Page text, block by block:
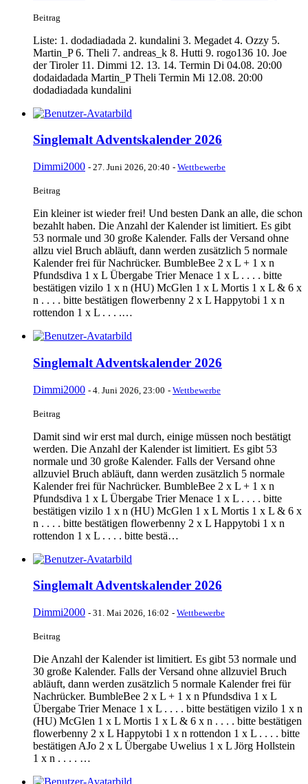
Beitrag
Liste: 1. dodadiadada 2. kundalini 3. Megadet 4. Ozzy 5.
Martin_P 6. Theli 7. andreas_k 8. Hutti 9. rogo136 10. Joe
der Tiroler 11. Dimmi 12. 13. 14. Termin Di 04.08. 20:00
dodaidadada Martin_P Theli Termin Mi 12.08. 20:00
dodadiadada kundalini
Singlemalt Adventskalender 2026
Dimmi2000 - 27. Juni 2026, 20:40 - Wettbewerbe
Beitrag
Ein kleiner ist wieder frei! Und besten Dank an alle, die schon
bezahlt haben. Die Anzahl der Kalender ist limitiert. Es gibt
53 normale und 30 große Kalender. Falls der Versand ohne
allzu viel Bruch abläuft, dann werden zusätzlich 5 normale
Kalender frei für Nachrücker. BumbleBee 2 x L + 1 x n
Pfundsdiva 1 x L Übergabe Trier Menace 1 x L . . . . bitte
bestätigen vizilo 1 x n (HU) McGlen 1 x L Mortis 1 x L & 6 x
n . . . . bitte bestätigen flowerbenny 2 x L Happytobi 1 x n
rottendon 1 x L . . . .…
Singlemalt Adventskalender 2026
Dimmi2000 - 4. Juni 2026, 23:00 - Wettbewerbe
Beitrag
Damit sind wir erst mal durch, einige müssen noch bestätigt
werden. Die Anzahl der Kalender ist limitiert. Es gibt 53
normale und 30 große Kalender. Falls der Versand ohne
allzuviel Bruch abläuft, dann werden zusätzlich 5 normale
Kalender frei für Nachrücker. BumbleBee 2 x L + 1 x n
Pfundsdiva 1 x L Übergabe Trier Menace 1 x L . . . . bitte
bestätigen vizilo 1 x n (HU) McGlen 1 x L Mortis 1 x L & 6 x
n . . . . bitte bestätigen flowerbenny 2 x L Happytobi 1 x n
rottendon 1 x L . . . . bitte bestä…
Singlemalt Adventskalender 2026
Dimmi2000 - 31. Mai 2026, 16:02 - Wettbewerbe
Beitrag
Die Anzahl der Kalender ist limitiert. Es gibt 53 normale und
30 große Kalender. Falls der Versand ohne allzuviel Bruch
abläuft, dann werden zusätzlich 5 normale Kalender frei für
Nachrücker. BumbleBee 2 x L + 1 x n Pfundsdiva 1 x L
Übergabe Trier Menace 1 x L . . . . bitte bestätigen vizilo 1 x n
(HU) McGlen 1 x L Mortis 1 x L & 6 x n . . . . bitte bestätigen
flowerbenny 2 x L Happytobi 1 x n rottendon 1 x L . . . . bitte
bestätigen AJo 2 x L Übergabe Uwelius 1 x L Jörg Hollstein
1 x n . . . . …